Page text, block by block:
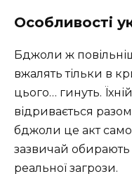
Особливості
Бджоли ж
вжалять тільки в
цього… гинуть.
відривається
бджоли це акт
зазвичай
реальної загрози.